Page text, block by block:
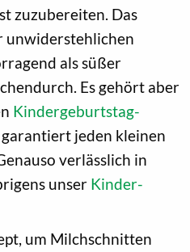
zuzubereiten. Das
unwiderstehlichen
als süßer
Es gehört aber
Kindergeburtstag-
garantiert jeden kleinen
verlässlich in
unser Kinder-
um Milchschnitten